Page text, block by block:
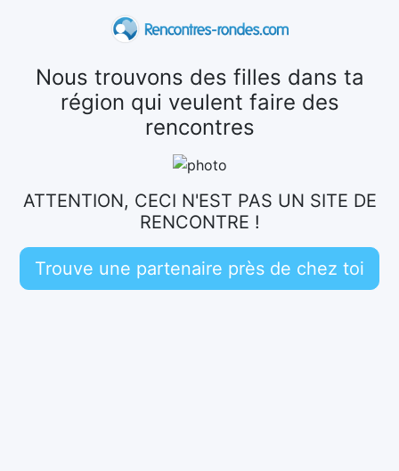
Nous trouvons des filles dans ta
région qui veulent faire des
rencontres
ATTENTION, CECI N'EST PAS UN SITE DE
RENCONTRE !
Trouve une partenaire près de chez toi